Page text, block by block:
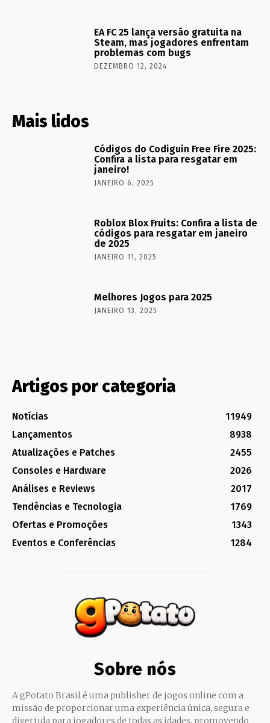
EA FC 25 lança versão gratuita na
Steam, mas jogadores enfrentam
problemas com bugs
DEZEMBRO 12, 2024
Mais lidos
Códigos do Codiguin Free Fire 2025:
Confira a lista para resgatar em
janeiro!
JANEIRO 6, 2025
Roblox Blox Fruits: Confira a lista de
códigos para resgatar em janeiro
de 2025
JANEIRO 11, 2025
Melhores Jogos para 2025
JANEIRO 13, 2025
Artigos por categoria
Notícias
11949
Lançamentos
8938
Atualizações e Patches
2455
Consoles e Hardware
2026
Análises e Reviews
2017
Tendências e Tecnologia
1769
Ofertas e Promoções
1343
Eventos e Conferências
1284
Sobre nós
A gPotato Brasil é uma publisher de jogos online com a
missão de proporcionar uma experiência única, segura e
divertida para jogadores de todas as idades, promovendo